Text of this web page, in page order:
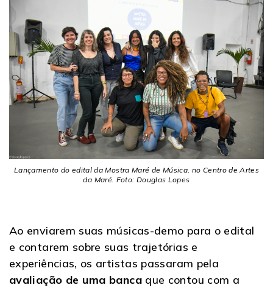
Lançamento do edital da Mostra Maré de Música, no Centro de Artes
da Maré. Foto: Douglas Lopes
Ao enviarem suas músicas-demo para o edital
e contarem sobre suas trajetórias e
experiências, os artistas passaram pela
avaliação de uma bancaque contou com a